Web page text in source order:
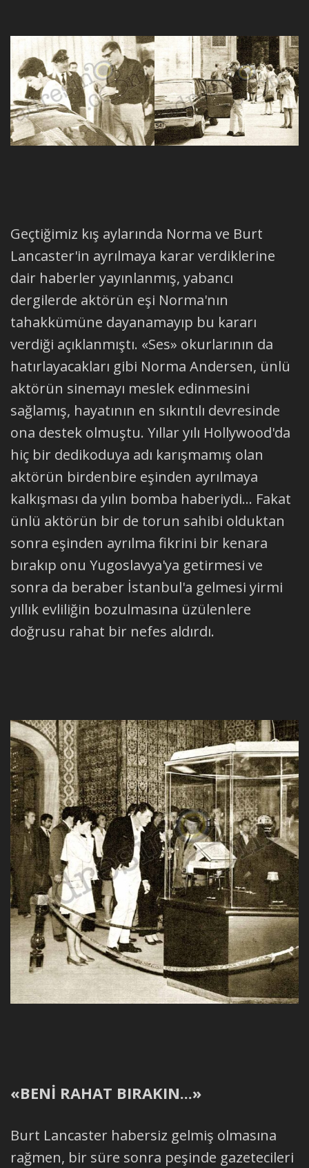
Geçtiğimiz kış aylarında Norma ve Burt
Lancaster'in ayrılmaya karar verdiklerine
dair haberler yayınlanmış, yabancı
dergilerde aktörün eşi Norma'nın
tahakkümüne dayanamayıp bu kararı
verdiği açıklanmıştı. «Ses» okurlarının da
hatırlayacakları gibi Norma Andersen, ünlü
aktörün sinemayı meslek edinmesini
sağlamış, hayatının en sıkıntılı devresinde
ona destek olmuştu. Yıllar yılı Hollywood'da
hiç bir dedikoduya adı karışmamış olan
aktörün birdenbire eşinden ayrılmaya
kalkışması da yılın bomba haberiydi... Fakat
ünlü aktörün bir de torun sahibi olduktan
sonra eşinden ayrılma fikrini bir kenara
bırakıp onu Yugoslavya'ya getirmesi ve
sonra da beraber İstanbul'a gelmesi yirmi
yıllık evliliğin bozulmasına üzülenlere
doğrusu rahat bir nefes aldırdı.
«BENİ RAHAT BIRAKIN...»
Burt Lancaster habersiz gelmiş olmasına
rağmen, bir süre sonra peşinde gazetecileri